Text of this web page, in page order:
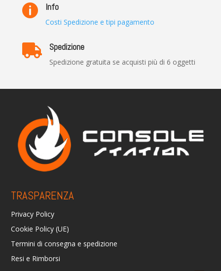
 Info
Costi Spedizione e tipi pagamento
 Spedizione
Spedizione gratuita se acquisti più di 6 oggetti
TRASPARENZA
Privacy Policy
Cookie Policy (UE)
Termini di consegna e spedizione
Resi e Rimborsi